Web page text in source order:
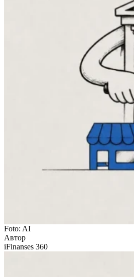
Foto: AI
Автор
iFinanses 360